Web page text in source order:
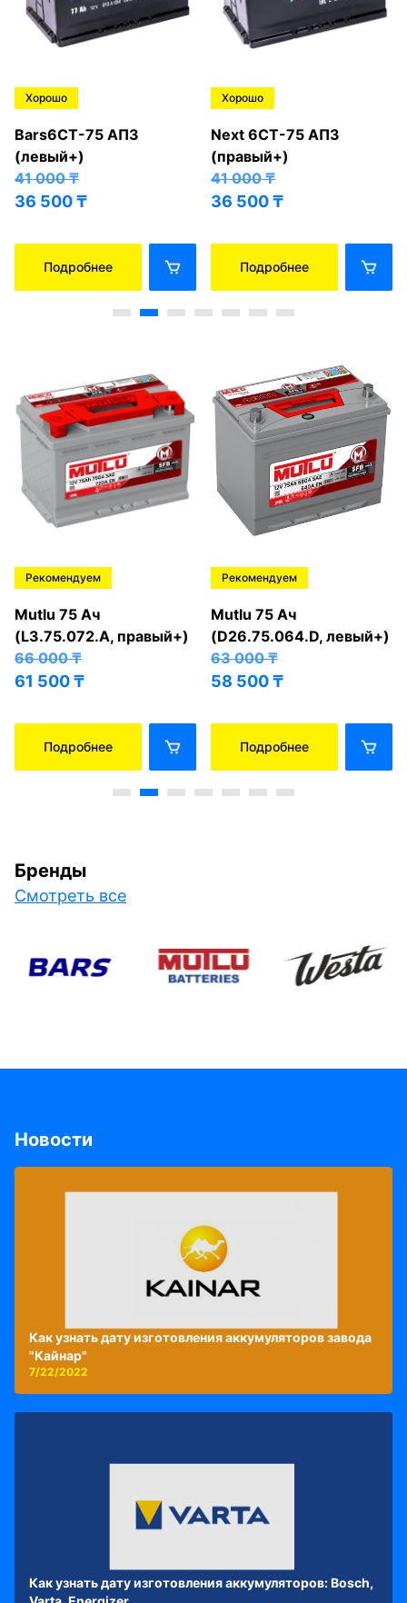
Хорошо
Bars6СТ-75 АПЗ
(левый+)
41 000₸
36 500₸
Подробнее
Хорошо
Next 6СТ-75 АПЗ
(правый+)
41 000₸
36 500₸
Подробнее
Рекомендуем
Mutlu 75 Ач
(L3.75.072.A, правый+)
66 000₸
61 500₸
Подробнее
Рекомендуем
Mutlu 75 Ач
(D26.75.064.D, левый+)
63 000₸
58 500₸
Подробнее
Бренды
Смотреть все
Новости
Как узнать дату изготовления аккумуляторов завода
"Кайнар"
7/22/2022
Как узнать дату изготовления аккумуляторов: Bosch,